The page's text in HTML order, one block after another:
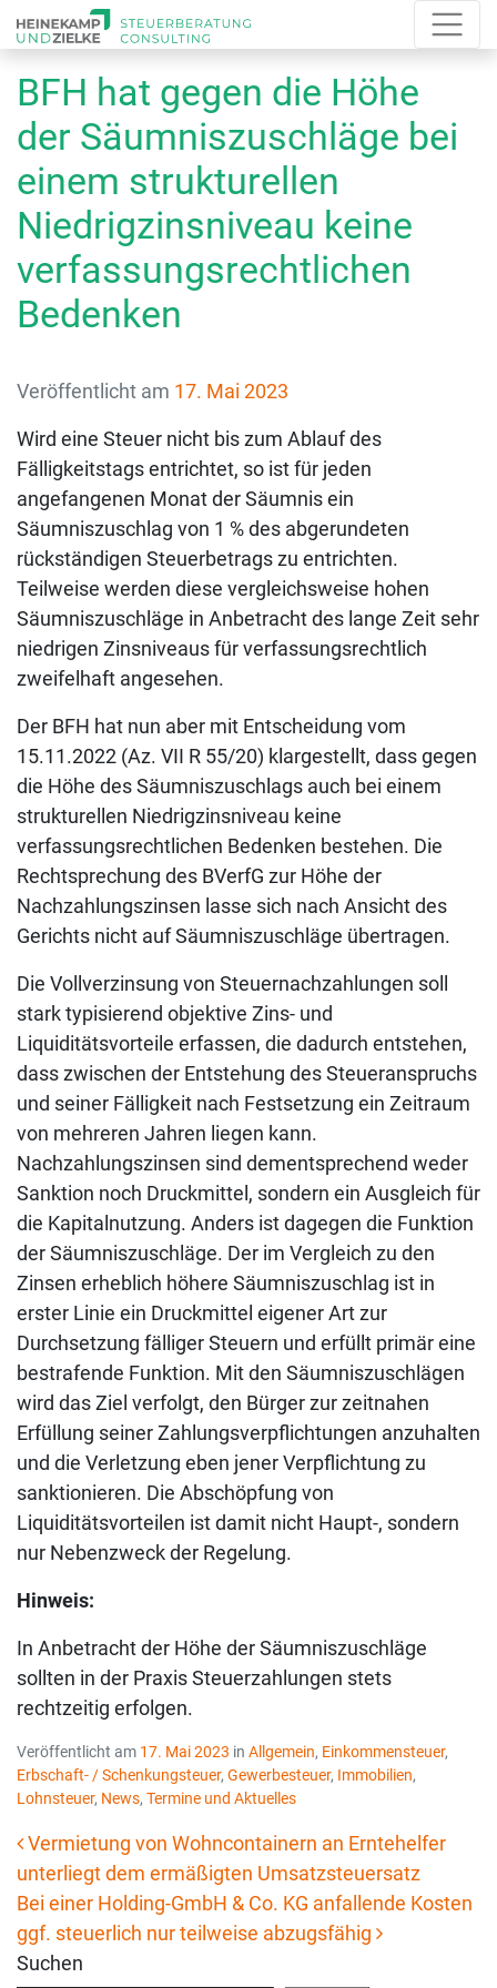
BFH hat gegen die Höhe
der Säumniszuschläge bei
einem strukturellen
Niedrigzinsniveau keine
verfassungsrechtlichen
Bedenken
Veröffentlicht am 17. Mai 2023
Wird eine Steuer nicht bis zum Ablauf des
Fälligkeitstags entrichtet, so ist für jeden
angefangenen Monat der Säumnis ein
Säumniszuschlag von 1 % des abgerundeten
rückständigen Steuerbetrags zu entrichten.
Teilweise werden diese vergleichsweise hohen
Säumniszuschläge in Anbetracht des lange Zeit sehr
niedrigen Zinsniveaus für verfassungsrechtlich
zweifelhaft angesehen.
Der BFH hat nun aber mit Entscheidung vom
15.11.2022 (Az. VII R 55/20) klargestellt, dass gegen
die Höhe des Säumniszuschlags auch bei einem
strukturellen Niedrigzinsniveau keine
verfassungsrechtlichen Bedenken bestehen. Die
Rechtsprechung des BVerfG zur Höhe der
Nachzahlungszinsen lasse sich nach Ansicht des
Gerichts nicht auf Säumniszuschläge übertragen.
Die Vollverzinsung von Steuernachzahlungen soll
stark typisierend objektive Zins- und
Liquiditätsvorteile erfassen, die dadurch entstehen,
dass zwischen der Entstehung des Steueranspruchs
und seiner Fälligkeit nach Festsetzung ein Zeitraum
von mehreren Jahren liegen kann.
Nachzahlungszinsen sind dementsprechend weder
Sanktion noch Druckmittel, sondern ein Ausgleich für
die Kapitalnutzung. Anders ist dagegen die Funktion
der Säumniszuschläge. Der im Vergleich zu den
Zinsen erheblich höhere Säumniszuschlag ist in
erster Linie ein Druckmittel eigener Art zur
Durchsetzung fälliger Steuern und erfüllt primär eine
bestrafende Funktion. Mit den Säumniszuschlägen
wird das Ziel verfolgt, den Bürger zur zeitnahen
Erfüllung seiner Zahlungsverpflichtungen anzuhalten
und die Verletzung eben jener Verpflichtung zu
sanktionieren. Die Abschöpfung von
Liquiditätsvorteilen ist damit nicht Haupt-, sondern
nur Nebenzweck der Regelung.
Hinweis:
In Anbetracht der Höhe der Säumniszuschläge
sollten in der Praxis Steuerzahlungen stets
rechtzeitig erfolgen.
Veröffentlicht am 17. Mai 2023 in Allgemein, Einkommensteuer,
Erbschaft- / Schenkungsteuer, Gewerbesteuer, Immobilien,
Lohnsteuer, News, Termine und Aktuelles
Beitrags-Navigation
Vermietung von Wohncontainern an Erntehelfer
unterliegt dem ermäßigten Umsatzsteuersatz
Bei einer Holding-GmbH & Co. KG anfallende Kosten
ggf. steuerlich nur teilweise abzugsfähig
Suchen